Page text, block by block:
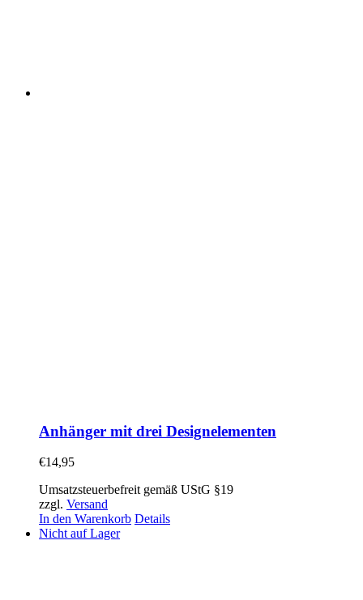
Anhänger mit drei Designelementen
€14,95
Umsatzsteuerbefreit gemäß UStG §19
zzgl. Versand
In den Warenkorb Details
Nicht auf Lager